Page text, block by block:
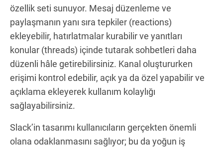
özellik seti sunuyor. Mesaj düzenleme ve
paylaşmanın yanı sıra tepkiler (reactions)
ekleyebilir, hatırlatmalar kurabilir ve yanıtları
konular (threads) içinde tutarak sohbetleri daha
düzenli hâle getirebilirsiniz. Kanal oluştururken
erişimi kontrol edebilir, açık ya da özel yapabilir ve
açıklama ekleyerek kullanım kolaylığı
sağlayabilirsiniz.
Slack’in tasarımı kullanıcıların gerçekten önemli
olana odaklanmasını sağlıyor; bu da yoğun iş